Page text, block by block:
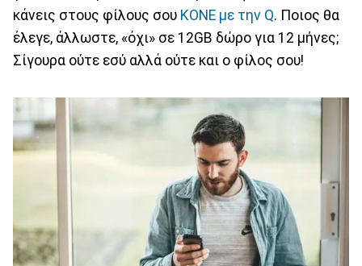
κάνεις στους φίλους σου ΚΟΝΕ με την Q. Ποιος θα
έλεγε, άλλωστε, «όχι» σε 12GB δώρο για 12 μήνες;
Σίγουρα ούτε εσύ αλλά ούτε και ο φίλος σου!